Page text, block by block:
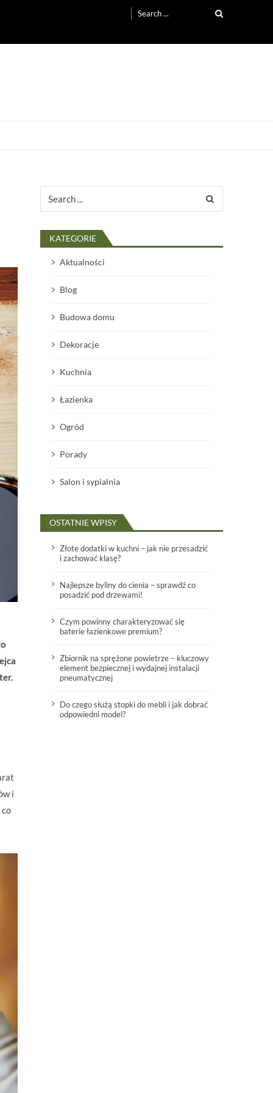
for:
i
for:
KATEGORIE
Aktualności
Blog
Budowa domu
Dekoracje
Kuchnia
Łazienka
Ogród
Porady
Salon i sypialnia
OSTATNIE WPISY
Złote dodatki w kuchni – jak nie przesadzić
i zachować klasę?
Najlepsze byliny do cienia – sprawdź co
posadzić pod drzewami!
Czym powinny charakteryzować się
baterie łazienkowe premium?
Zbiornik na sprężone powietrze – kluczowy
element bezpiecznej i wydajnej instalacji
pneumatycznej
Do czego służą stopki do mebli i jak dobrać
odpowiedni model?